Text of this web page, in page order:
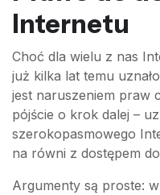
Internetu
Choć dla wielu z nas
już kilka lat temu
jest naruszeniem praw
pójście o krok dalej –
szerokopasmowego
na równi z dostępem
Argumenty są proste: